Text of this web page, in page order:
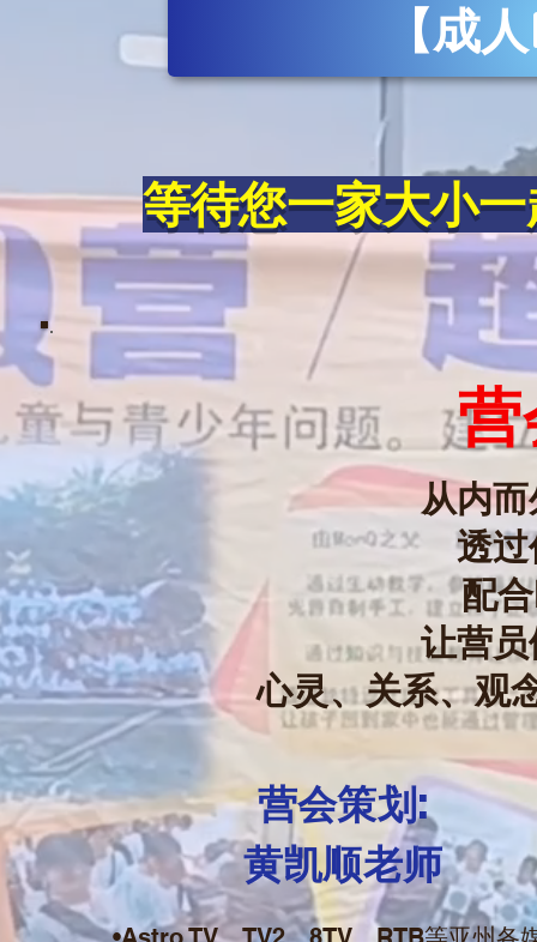
等待您一家大小
【成
从内
透
配
让营
心灵、关系、观
营会策划:
黄凯顺老师